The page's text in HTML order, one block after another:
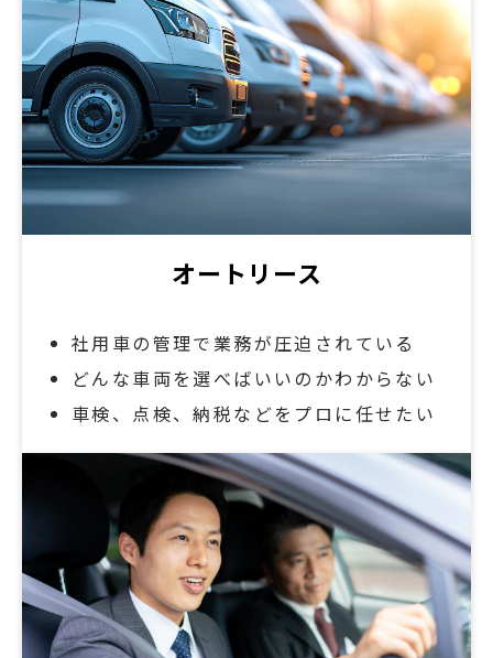
オートリース
社用車の管理で業務が圧迫されている
どんな車両を選べばいいのかわからない
車検、点検、納税などをプロに任せたい